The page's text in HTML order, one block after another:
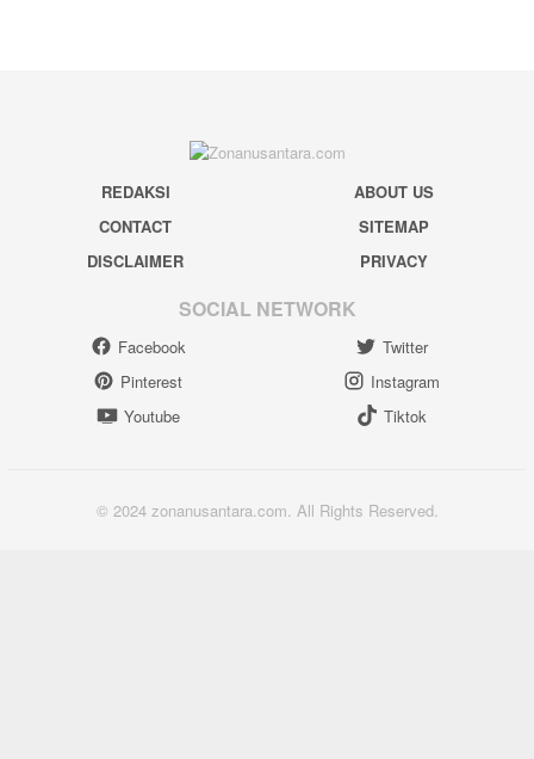
REDAKSI
ABOUT US
CONTACT
SITEMAP
DISCLAIMER
PRIVACY
SOCIAL NETWORK
Facebook
Twitter
Pinterest
Instagram
Youtube
Tiktok
© 2024 zonanusantara.com. All Rights Reserved.